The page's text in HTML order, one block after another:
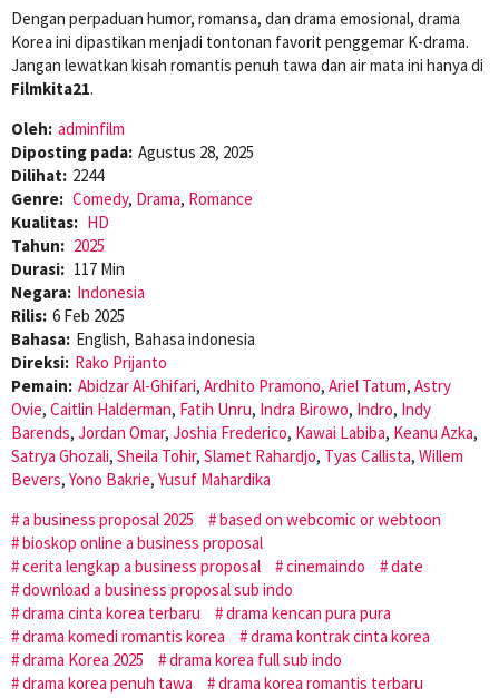
Dengan perpaduan humor, romansa, dan drama emosional, drama
Korea ini dipastikan menjadi tontonan favorit penggemar K-drama.
Jangan lewatkan kisah romantis penuh tawa dan air mata ini hanya di
Filmkita21.
Oleh: adminfilm
Diposting pada: Agustus 28, 2025
Dilihat: 2244
Genre: Comedy, Drama, Romance
Kualitas: HD
Tahun: 2025
Durasi: 117 Min
Negara: Indonesia
Rilis: 6 Feb 2025
Bahasa: English, Bahasa indonesia
Direksi: Rako Prijanto
Pemain: Abidzar Al-Ghifari, Ardhito Pramono, Ariel Tatum, Astry
Ovie, Caitlin Halderman, Fatih Unru, Indra Birowo, Indro, Indy
Barends, Jordan Omar, Joshia Frederico, Kawai Labiba, Keanu Azka,
Satrya Ghozali, Sheila Tohir, Slamet Rahardjo, Tyas Callista, Willem
Bevers, Yono Bakrie, Yusuf Mahardika
a business proposal 2025
based on webcomic or webtoon
bioskop online a business proposal
cerita lengkap a business proposal
cinemaindo
date
download a business proposal sub indo
drama cinta korea terbaru
drama kencan pura pura
drama komedi romantis korea
drama kontrak cinta korea
drama Korea 2025
drama korea full sub indo
drama korea penuh tawa
drama korea romantis terbaru